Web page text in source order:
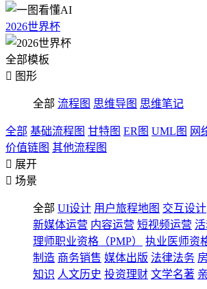
2026世界杯
全部模板
 图形
全部 流程图 思维导图 思维笔记
全部 基础流程图 甘特图 ER图 UML图 网
价值链图 其他流程图
 展开
 场景
全部 UI设计 用户旅程地图 交互设计
新媒体运营 内容运营 短视频运营
理师职业资格（PMP）
执业医师资
制造 商务销售 媒体出版 法律法务
知识 人文历史 投资理财 文学名著